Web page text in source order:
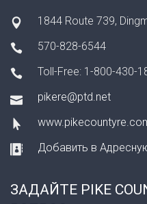
1844 Route 739,
570-828-6544
Toll-Free: 1-800-430-
pikere@ptd.net
Добавить в
ЗАДАЙТЕ PIKE